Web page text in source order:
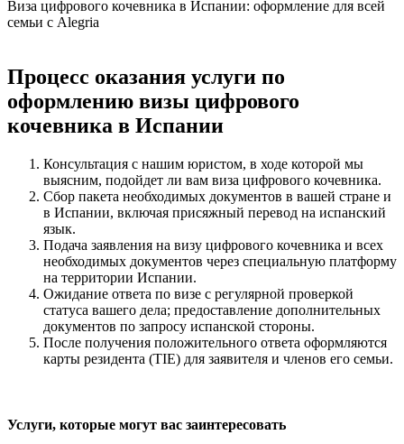
Виза цифрового кочевника в Испании: оформление для всей
семьи с Alegria
Процесс оказания услуги по
оформлению визы цифрового
кочевника в Испании
Консультация с нашим юристом, в ходе которой мы
выясним, подойдет ли вам виза цифрового кочевника.
Сбор пакета необходимых документов в вашей стране и
в Испании, включая присяжный перевод на испанский
язык.
Подача заявления на визу цифрового кочевника и всех
необходимых документов через специальную платформу
на территории Испании.
Ожидание ответа по визе с регулярной проверкой
статуса вашего дела; предоставление дополнительных
документов по запросу испанской стороны.
После получения положительного ответа оформляются
карты резидента (TIE) для заявителя и членов его семьи.
Услуги, которые могут вас заинтересовать